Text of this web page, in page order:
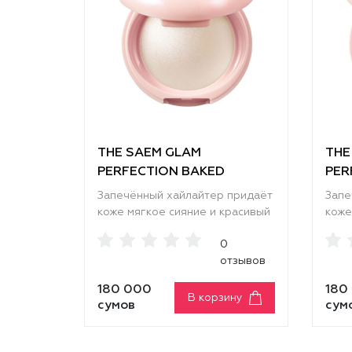
THE SAEM GLAM
PERFECTION BAKED
HIGHLIGHTER [FROSTY
SHELL]
Запечённый хайлайтер придаёт
коже мягкое сияние и красивый
блёсток. Средство деликатно
подсвечивает кожу, делая
объёмным, а лицо — визуально
более отдохнувшим и сияющим.
0
отзывов
180 000
сумов
В корзину